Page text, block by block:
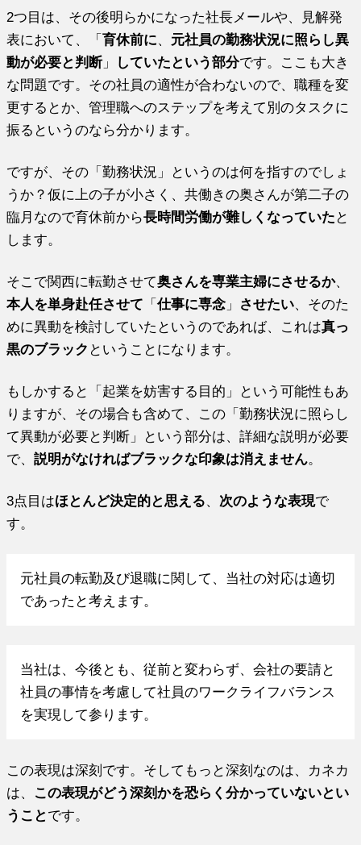
2つ目は、その後明らかになった社長メールや、見解発
表において、「育休前に、 元社員の勤務状況に照らし異
動が必要と判断」 していたという部分です。ここも大き
な問題です。その社員の適性が合わないので、職種を変
更するとか、管理職へのステップを考えて別のタスクに
振るというのなら分かります。
ですが、その「勤務状況」というのは何を指すのでしょ
うか？仮に上の子が小さく、共働きの奥さんが第二子の
臨月なので育休前から長時間労働が難しくなっていた と
します。
そこで関西に転勤させて奥さんを専業主婦にさせるか、
本人を単身赴任させて 「仕事に専念 」 させたい、そのた
めに異動を検討していたというのであれば、これは真っ
黒のブラック ということになります。
もしかすると「起業を妨害する目的」という可能性もあ
りますが、その場合も含めて、この「勤務状況に照らし
て異動が必要と判断」という部分は、詳細な説明が必要
で、説明がなければブラックな印象は消えません。
3点目はほとんど決定的と思える、 次のような表現で
す。
元社員の転勤及び退職に関して、当社の対応は適切
であったと考えます。
当社は、今後とも、従前と変わらず、会社の要請と
社員の事情を考慮して社員のワークライフバランス
を実現して参ります。
この表現は深刻です。そしてもっと深刻なのは、カネカ
は、 この表現がどう深刻かを恐らく分かっていないとい
うことです。